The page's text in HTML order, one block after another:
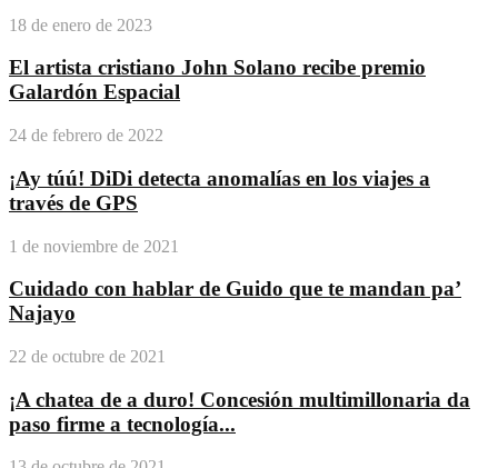
18 de enero de 2023
El artista cristiano John Solano recibe premio
Galardón Espacial
24 de febrero de 2022
¡Ay túú! DiDi detecta anomalías en los viajes a
través de GPS
1 de noviembre de 2021
Cuidado con hablar de Guido que te mandan pa’
Najayo
22 de octubre de 2021
¡A chatea de a duro! Concesión multimillonaria da
paso firme a tecnología...